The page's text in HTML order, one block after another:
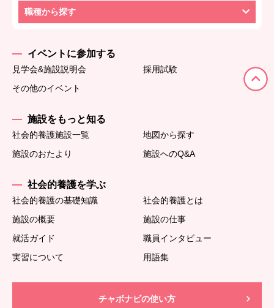
職種から探す
イベントに参加する
見学会&施設説明会
採用試験
その他のイベント
施設をもっと知る
社会的養護施設一覧
地図から探す
施設のおたより
施設へのQ&A
社会的養護を学ぶ
社会的養護の基礎知識
社会的養護とは
施設の概要
施設の仕事
就活ガイド
職員インタビュー
実習について
用語集
チャボナビの使い方